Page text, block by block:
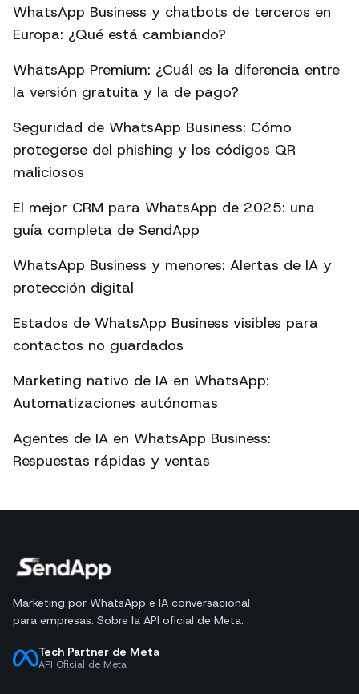
WhatsApp Business y chatbots de terceros en
Europa: ¿Qué está cambiando?
WhatsApp Premium: ¿Cuál es la diferencia entre
la versión gratuita y la de pago?
Seguridad de WhatsApp Business: Cómo
protegerse del phishing y los códigos QR
maliciosos
El mejor CRM para WhatsApp de 2025: una
guía completa de SendApp
WhatsApp Business y menores: Alertas de IA y
protección digital
Estados de WhatsApp Business visibles para
contactos no guardados
Marketing nativo de IA en WhatsApp:
Automatizaciones autónomas
Agentes de IA en WhatsApp Business:
Respuestas rápidas y ventas
Marketing por WhatsApp e IA conversacional
para empresas. Sobre la API oficial de Meta.
Tech Partner de Meta
API Oficial de Meta